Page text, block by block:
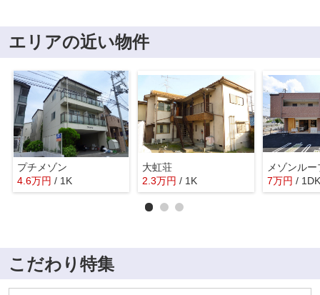
エリアの近い物件
プチメゾン
4.6万円 / 1K
大虹荘
2.3万円 / 1K
メゾンル
7万円 / 1DK
こだわり特集